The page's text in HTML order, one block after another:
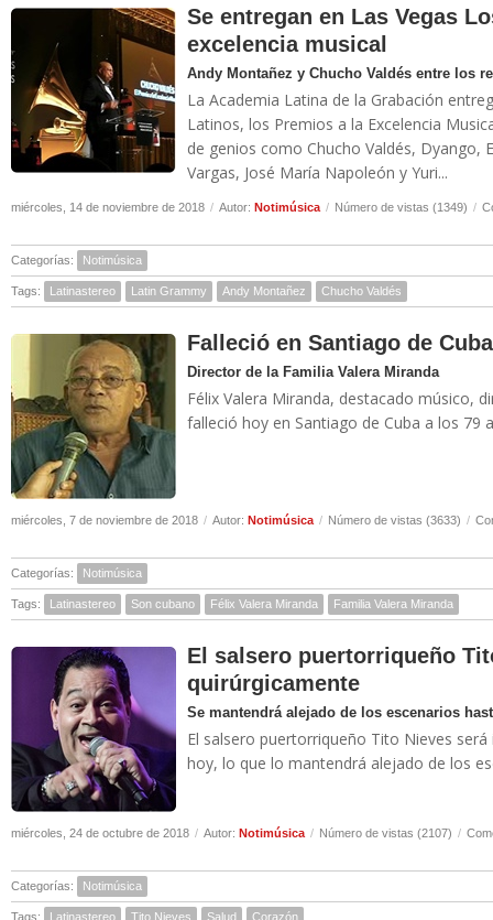
Se entregan en Las Vegas
excelencia musical
Andy Montañez y Chucho Valdés entre los
La Academia Latina de la Grabación
Latinos, los Premios a la Excelencia
de genios como Chucho Valdés, Dyango,
Vargas, José María Napoleón y Yuri...
miércoles, 14 de noviembre de 2018 / Autor: Notimúsica / Número de vistas (1349) /
Categorías: Notimúsica
Tags: Latinastereo Latin Grammy Andy Montañez Chucho Valdés
Falleció en Santiago de
Director de la Familia Valera Miranda
Félix Valera Miranda, destacado músico,
falleció hoy en Santiago de Cuba a los 79
miércoles, 7 de noviembre de 2018 / Autor: Notimúsica / Número de vistas (3633) /
Categorías: Notimúsica
Tags: Latinastereo Son cubano Félix Valera Miranda Familia Valera Miranda
El salsero puertorriqueño
quirúrgicamente
Se mantendrá alejado de los escenarios
El salsero puertorriqueño Tito Nieves
hoy, lo que lo mantendrá alejado de los
miércoles, 24 de octubre de 2018 / Autor: Notimúsica / Número de vistas (2107) /
Categorías: Notimúsica
Tags: Latinastereo Tito Nieves Salud Corazón